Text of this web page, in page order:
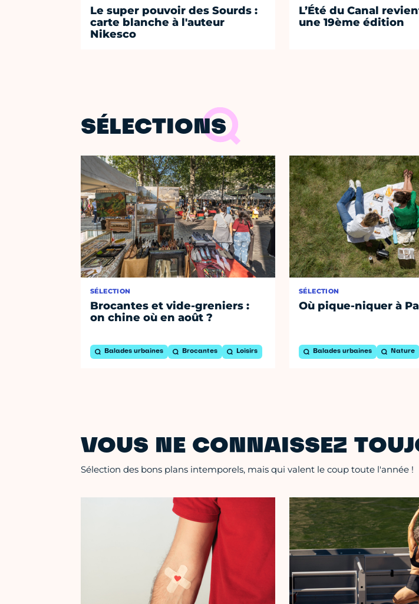
Le super pouvoir des Sourds :
carte blanche à l'auteur
Nikesco
L’Été du Canal
une 19ème édition
SÉLECTIONS
SÉLECTION
Brocantes et vide-greniers :
on chine où en août ?
Balades urbaines Brocantes Loisirs
SÉLECTION
Où pique-niquer à
Balades urbaines Nature
VOUS NE CONNAISSEZ
Sélection des bons plans intemporels, mais qui valent le coup toute l'année !